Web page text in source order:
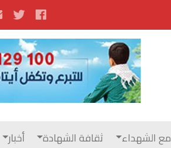
مع الشهداء ثقافة الشهادة أخبار